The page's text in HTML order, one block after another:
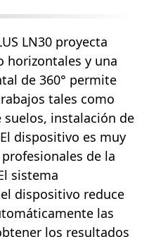
LN30 proyecta
horizontales y una
de 360° permite
tales como
instalación de
dispositivo es muy
de la
sistema
dispositivo reduce
las
los resultados